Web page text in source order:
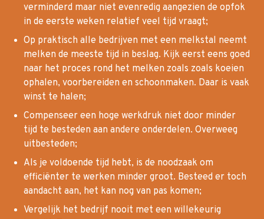
verminderd maar niet evenredig aangezien de opfok
in de eerste weken relatief veel tijd vraagt;
Op praktisch alle bedrijven met een melkstal neemt
melken de meeste tijd in beslag. Kijk eerst eens goed
naar het proces rond het melken zoals zoals koeien
ophalen, voorbereiden en schoonmaken. Daar is vaak
winst te halen;
Compenseer een hoge werkdruk niet door minder
tijd te besteden aan andere onderdelen. Overweeg
uitbesteden;
Als je voldoende tijd hebt, is de noodzaak om
efficiënter te werken minder groot. Besteed er toch
aandacht aan, het kan nog van pas komen;
Vergelijk het bedrijf nooit met een willekeurig